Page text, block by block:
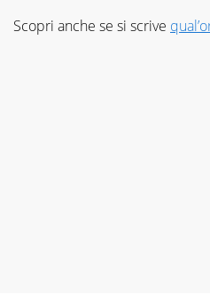
Scopri anche se si scrive